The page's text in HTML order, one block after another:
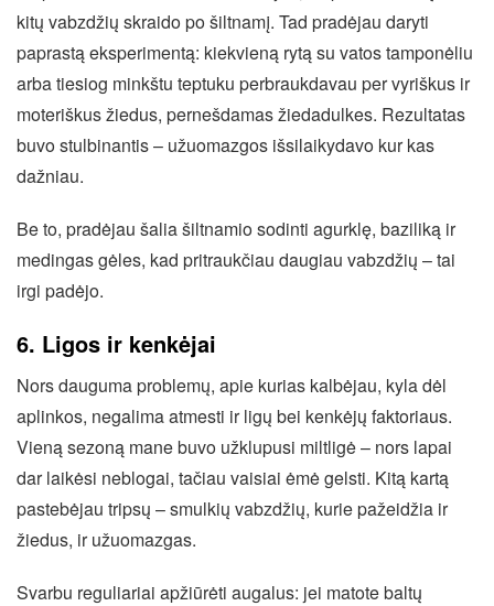
kitų vabzdžių skraido po šiltnamį. Tad pradėjau daryti
paprastą eksperimentą: kiekvieną rytą su vatos tamponėliu
arba tiesiog minkštu teptuku perbraukdavau per vyriškus ir
moteriškus žiedus, pernešdamas žiedadulkes. Rezultatas
buvo stulbinantis – užuomazgos išsilaikydavo kur kas
dažniau.
Be to, pradėjau šalia šiltnamio sodinti agurklę, baziliką ir
medingas gėles, kad pritraukčiau daugiau vabzdžių – tai
irgi padėjo.
6. Ligos ir kenkėjai
Nors dauguma problemų, apie kurias kalbėjau, kyla dėl
aplinkos, negalima atmesti ir ligų bei kenkėjų faktoriaus.
Vieną sezoną mane buvo užklupusi miltligė – nors lapai
dar laikėsi neblogai, tačiau vaisiai ėmė gelsti. Kitą kartą
pastebėjau tripsų – smulkių vabzdžių, kurie pažeidžia ir
žiedus, ir užuomazgas.
Svarbu reguliariai apžiūrėti augalus: jei matote baltų